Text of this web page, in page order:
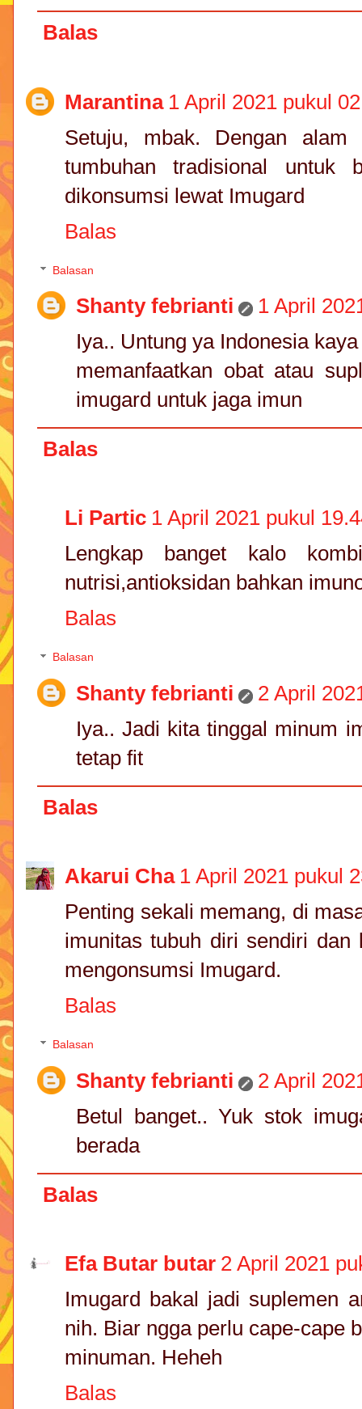
Balas
Marantina 1 April 2021 pukul
Setuju, mbak. Dengan
tumbuhan tradisional untuk
dikonsumsi lewat Imugard
Balas
Balasan
Shanty febrianti
1 April
Iya.. Untung ya Indonesia
memanfaatkan obat atau
imugard untuk jaga imun
Balas
Li Partic 1 April 2021 pukul
Lengkap banget kalo
nutrisi,antioksidan bahkan
Balas
Balasan
Shanty febrianti
2 April
Iya.. Jadi kita tinggal minum
tetap fit
Balas
Akarui Cha 1 April 2021 pukul
Penting sekali memang, di
imunitas tubuh diri sendiri dan
mengonsumsi Imugard.
Balas
Balasan
Shanty febrianti
2 April
Betul banget.. Yuk stok
berada
Balas
Efa Butar butar 2 April 2021
Imugard bakal jadi suplemen
nih. Biar ngga perlu cape-cape
minuman. Heheh
Balas